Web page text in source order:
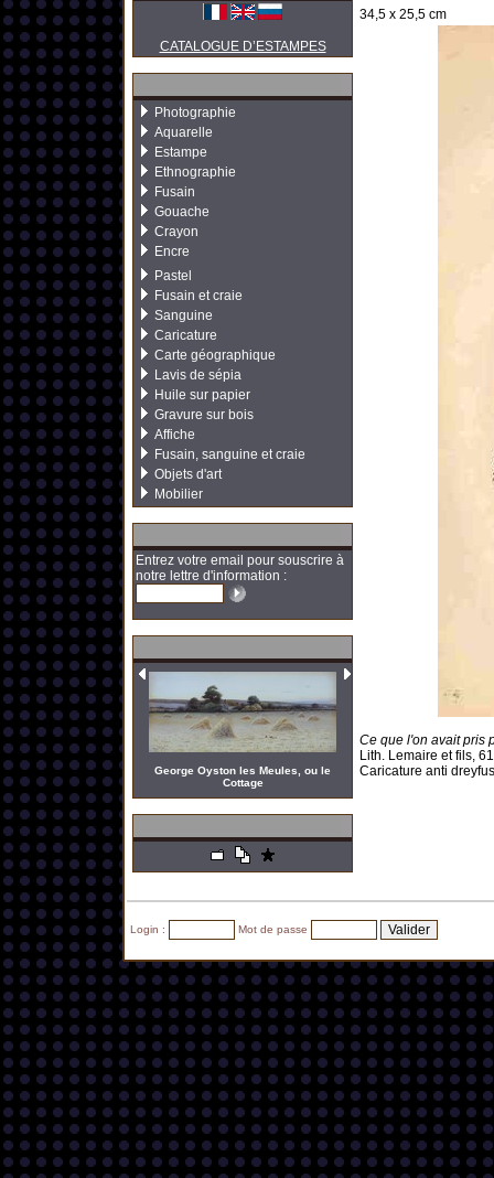
CATALOGUE D’ESTAMPES
Photographie
Aquarelle
Estampe
Ethnographie
Fusain
Gouache
Crayon
Encre
Pastel
Fusain et craie
Sanguine
Caricature
Carte géographique
Lavis de sépia
Huile sur papier
Gravure sur bois
Affiche
Fusain, sanguine et craie
Objets d'art
Mobilier
Entrez votre email pour souscrire à
notre lettre d'information :
George Oyston les Meules, ou le
Cottage
34,5 x 25,5 cm
Ce que l'on avait pris
Lith. Lemaire et fils,
Caricature anti
Login : Mot de passe